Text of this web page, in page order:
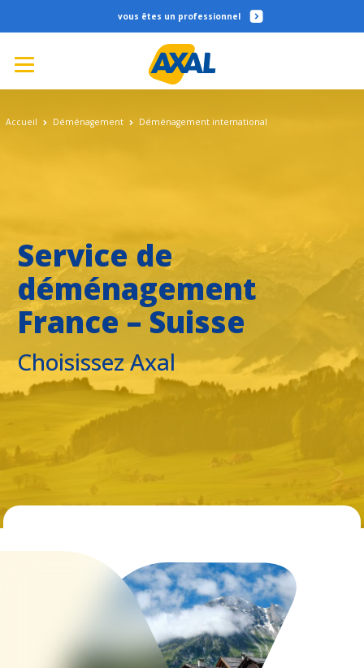
professionnel
Service de
déménagement
France – Suisse
Choisissez Axal
Accueil Déménagement Déménagement international